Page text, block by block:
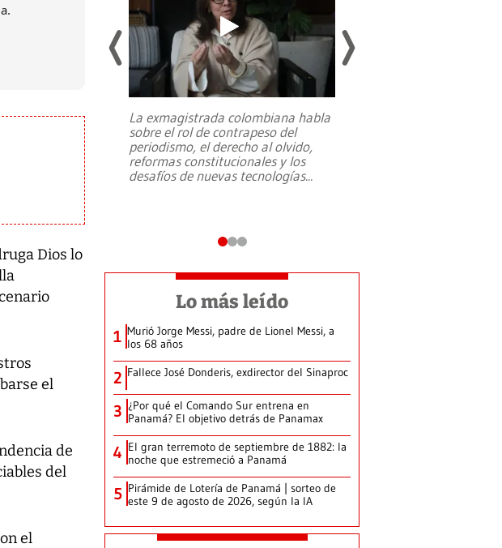
Dios lo
el
de
del
el
una
La exmagistrada colombiana habla
sobre el rol de contrapeso del
periodismo, el derecho al olvido,
reformas constitucionales y los
desafíos de nuevas tecnologías...
Lo más leído
1 Murió Jorge Messi, padre de Lionel Messi, a
los 68 años
2 Fallece José Donderis, exdirector del Sinaproc
3 ¿Por qué el Comando Sur entrena en
Panamá? El objetivo detrás de Panamax
4 El gran terremoto de septiembre de 1882: la
noche que estremeció a Panamá
5 Pirámide de Lotería de Panamá | sorteo de
este 9 de agosto de 2026, según la IA